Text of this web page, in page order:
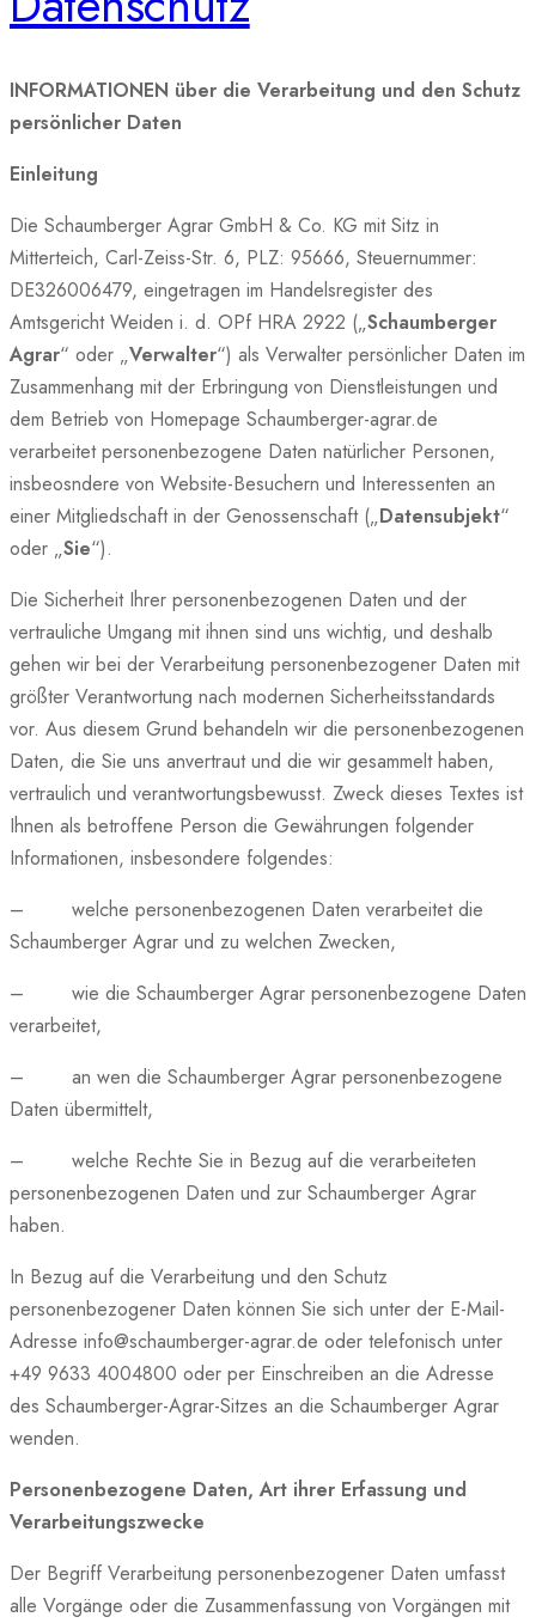
INFORMATIONEN über die Verarbeitung und den Schutz
persönlicher Daten
Einleitung
Die Schaumberger Agrar GmbH & Co. KG mit Sitz in
Mitterteich, Carl-Zeiss-Str. 6, PLZ: 95666, Steuernummer:
DE326006479, eingetragen im Handelsregister des
Amtsgericht Weiden i. d. OPf HRA 2922 („Schaumberger
Agrar“ oder „Verwalter“) als Verwalter persönlicher Daten im
Zusammenhang mit der Erbringung von Dienstleistungen und
dem Betrieb von Homepage Schaumberger-agrar.de
verarbeitet personenbezogene Daten natürlicher Personen,
insbeosndere von Website-Besuchern und Interessenten an
einer Mitgliedschaft in der Genossenschaft („Datensubjekt“
oder „Sie“).
Die Sicherheit Ihrer personenbezogenen Daten und der
vertrauliche Umgang mit ihnen sind uns wichtig, und deshalb
gehen wir bei der Verarbeitung personenbezogener Daten mit
größter Verantwortung nach modernen Sicherheitsstandards
vor. Aus diesem Grund behandeln wir die personenbezogenen
Daten, die Sie uns anvertraut und die wir gesammelt haben,
vertraulich und verantwortungsbewusst. Zweck dieses Textes ist
Ihnen als betroffene Person die Gewährungen folgender
Informationen, insbesondere folgendes:
– welche personenbezogenen Daten verarbeitet die
Schaumberger Agrar und zu welchen Zwecken,
– wie die Schaumberger Agrar personenbezogene Daten
verarbeitet,
– an wen die Schaumberger Agrar personenbezogene
Daten übermittelt,
– welche Rechte Sie in Bezug auf die verarbeiteten
personenbezogenen Daten und zur Schaumberger Agrar
haben.
In Bezug auf die Verarbeitung und den Schutz
personenbezogener Daten können Sie sich unter der E-Mail-
Adresse info@schaumberger-agrar.de oder telefonisch unter
+49 9633 4004800 oder per Einschreiben an die Adresse
des Schaumberger-Agrar-Sitzes an die Schaumberger Agrar
wenden.
Personenbezogene Daten, Art ihrer Erfassung und
Verarbeitungszwecke
Der Begriff Verarbeitung personenbezogener Daten umfasst
alle Vorgänge oder die Zusammenfassung von Vorgängen mit